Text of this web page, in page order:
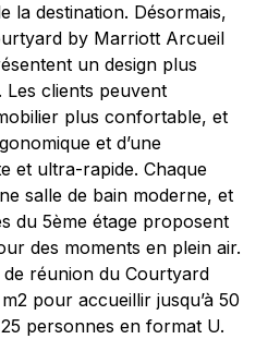
la destination. Désormais,
by Marriott Arcueil
un design plus
clients peuvent
plus confortable, et
et d’une
et ultra-rapide. Chaque
salle de bain moderne, et
du 5ème étage proposent
des moments en plein air.
réunion du Courtyard
pour accueillir jusqu’à 50
personnes en format U.